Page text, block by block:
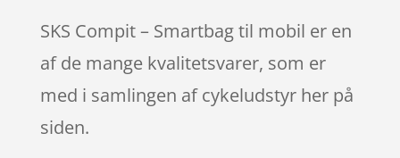
mmelser
SKS Compit – Smartbag til mobil er en
af de mange kvalitetsvarer, som er
med i samlingen af cykeludstyr her på
siden.